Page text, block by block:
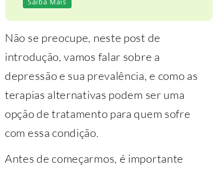
Não se preocupe, neste post de
introdução, vamos falar sobre a
depressão e sua prevalência, e como as
terapias alternativas podem ser uma
opção de tratamento para quem sofre
com essa condição.
Antes de começarmos, é importante